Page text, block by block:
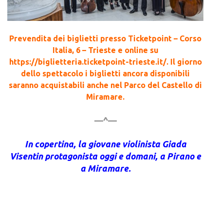
Prevendita dei biglietti presso Ticketpoint – Corso
Italia, 6 – Trieste e online su
https://biglietteria.ticketpoint-trieste.it/. Il giorno
dello spettacolo i biglietti ancora disponibili
saranno acquistabili anche nel Parco del Castello di
Miramare.
—^—
In copertina, la giovane violinista Giada
Visentin protagonista oggi e domani, a Pirano e
a Miramare.